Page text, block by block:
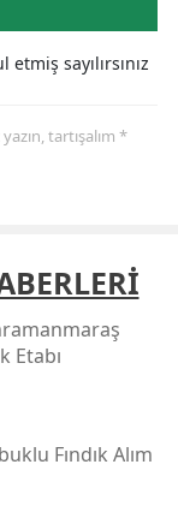
sayılırsınız
tartışalım *
Etabı
Fındık Alım